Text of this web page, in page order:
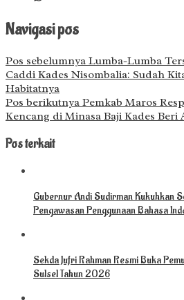
Navigasi pos
Pos sebelumnya Lumba-Lumba
Caddi Kades Nisombalia: Sudah
Habitatnya
Pos berikutnya Pemkab Maros
Kencang di Minasa Baji Kades Beri
Pos terkait
Gubernur Andi Sudirman Kukuhkan
Pengawasan Penggunaan Bahasa
Sekda Jufri Rahman Resmi Buka
Sulsel Tahun 2026